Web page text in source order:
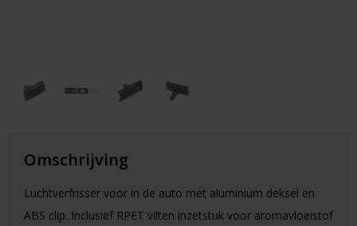
Omschrijving
Luchtverfrisser voor in de auto met aluminium deksel en
ABS clip. Inclusief RPET vilten inzetstuk voor aromavloeistof